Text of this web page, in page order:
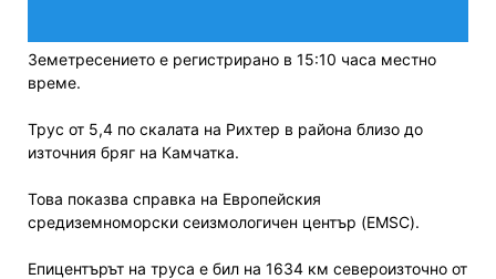
Земетресението е регистрирано в 15:10 часа местно
време.
Трус от 5,4 по скалата на Рихтер в района близо до
източния бряг на Камчатка.
Това показва справка на Европейския
средиземноморски сеизмологичен център (EMSC).
Епицентърът на труса е бил на 1634 км североизточно от